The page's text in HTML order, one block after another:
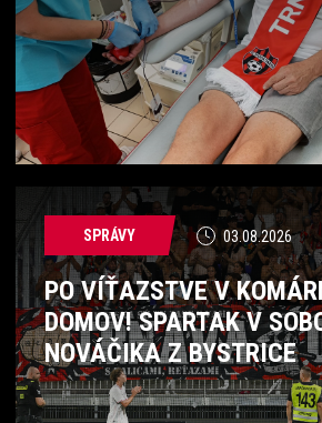
SPRÁVY 03.08.2026
PO VÍŤAZSTVE V
DOMOV! SPARTAK V
NOVÁČIKA Z BYSTRICE